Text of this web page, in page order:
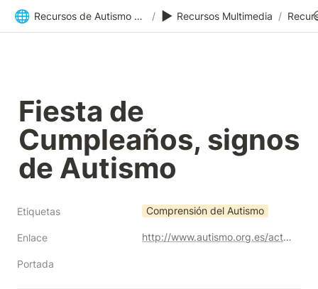
🌐 Recursos de Autismo Sevilla | Inicio / ▶️ Recursos Multimedia /
Fiesta de
Cumpleaños, signos
de Autismo
Etiquetas Comprensión del Autismo
Enlace http://www.autismo.org.es/actualidad/articulo/la-fiesta-de-cumpleanos-un-video-que-ayuda-reconocer-los-signos-del-autismo
Portada